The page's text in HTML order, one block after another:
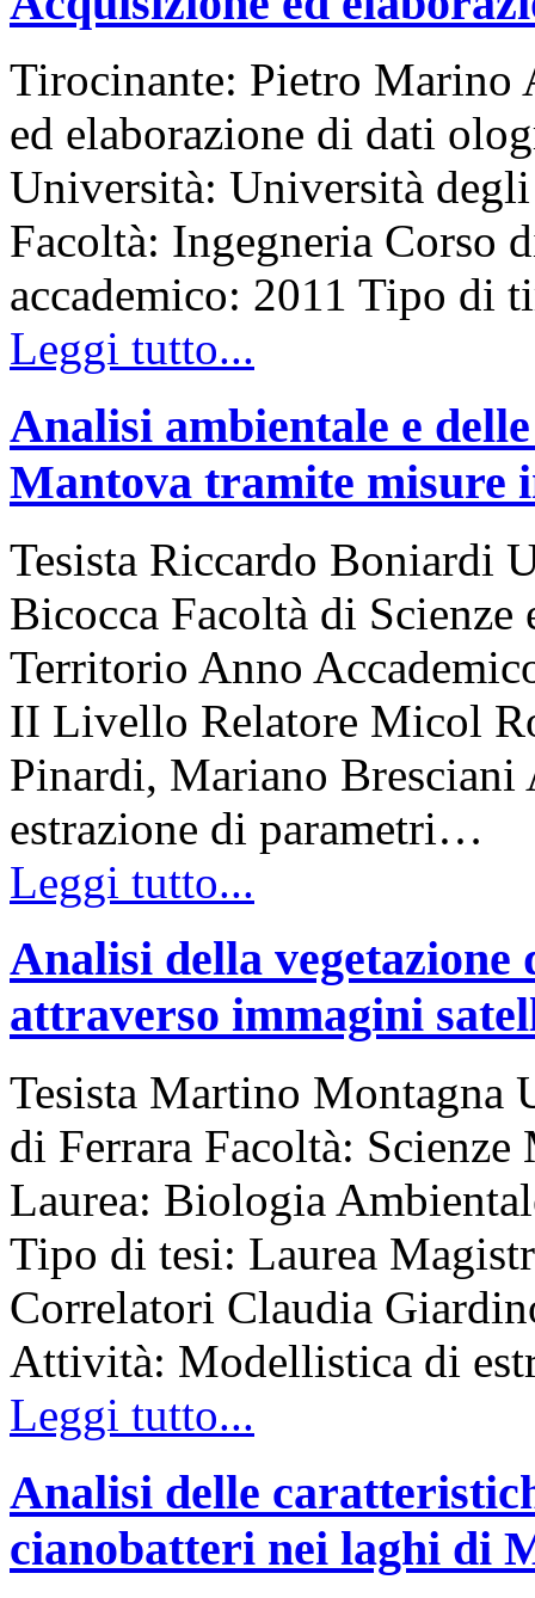
Tirocinante: Pietro
ed elaborazione di dati
Università: Università
Facoltà: Ingegneria Corso
accademico: 2011 Tipo
Leggi tutto...
Analisi ambientale e
Mantova tramite misure
Tesista Riccardo Boniardi
Bicocca Facoltà di
Territorio Anno
II Livello Relatore Micol
Pinardi, Mariano
estrazione di parametri…
Leggi tutto...
Analisi della vegetazione
attraverso immagini
Tesista Martino Montagna
di Ferrara Facoltà:
Laurea: Biologia
Tipo di tesi: Laurea
Correlatori Claudia
Attività: Modellistica di
Leggi tutto...
Analisi delle
cianobatteri nei laghi di